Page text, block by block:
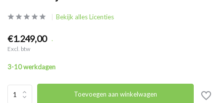
Bekijk alles Licenties
€1.249,00 .
Excl. btw
3-10 werkdagen
Toevoegen aan winkelwagen